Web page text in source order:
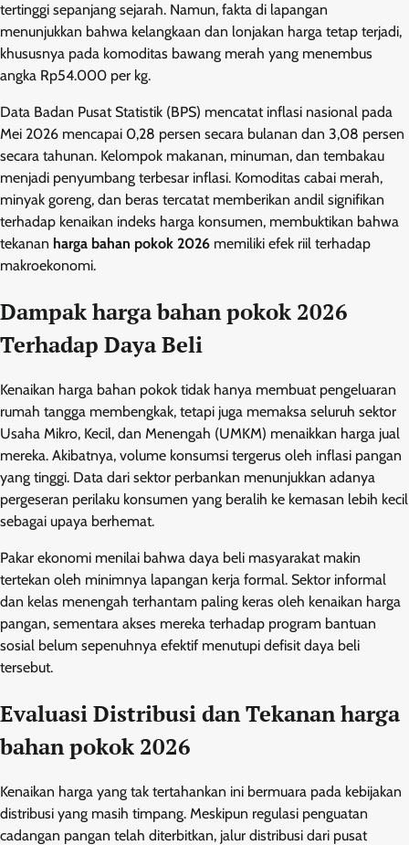
tertinggi sepanjang sejarah. Namun, fakta di lapangan
menunjukkan bahwa kelangkaan dan lonjakan harga tetap terjadi,
khususnya pada komoditas bawang merah yang menembus
angka Rp54.000 per kg.
Data Badan Pusat Statistik (BPS) mencatat inflasi nasional pada
Mei 2026 mencapai 0,28 persen secara bulanan dan 3,08 persen
secara tahunan. Kelompok makanan, minuman, dan tembakau
menjadi penyumbang terbesar inflasi. Komoditas cabai merah,
minyak goreng, dan beras tercatat memberikan andil signifikan
terhadap kenaikan indeks harga konsumen, membuktikan bahwa
tekanan harga bahan pokok 2026 memiliki efek riil terhadap
makroekonomi.
Dampak harga bahan pokok 2026
Terhadap Daya Beli
Kenaikan harga bahan pokok tidak hanya membuat pengeluaran
rumah tangga membengkak, tetapi juga memaksa seluruh sektor
Usaha Mikro, Kecil, dan Menengah (UMKM) menaikkan harga jual
mereka. Akibatnya, volume konsumsi tergerus oleh inflasi pangan
yang tinggi. Data dari sektor perbankan menunjukkan adanya
pergeseran perilaku konsumen yang beralih ke kemasan lebih kecil
sebagai upaya berhemat.
Pakar ekonomi menilai bahwa daya beli masyarakat makin
tertekan oleh minimnya lapangan kerja formal. Sektor informal
dan kelas menengah terhantam paling keras oleh kenaikan harga
pangan, sementara akses mereka terhadap program bantuan
sosial belum sepenuhnya efektif menutupi defisit daya beli
tersebut.
Evaluasi Distribusi dan Tekanan harga
bahan pokok 2026
Kenaikan harga yang tak tertahankan ini bermuara pada kebijakan
distribusi yang masih timpang. Meskipun regulasi penguatan
cadangan pangan telah diterbitkan, jalur distribusi dari pusat